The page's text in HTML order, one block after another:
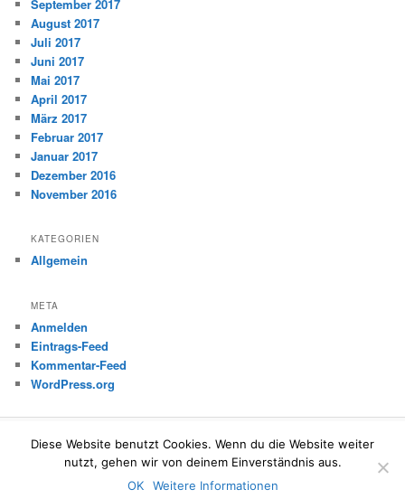
September 2017
August 2017
Juli 2017
Juni 2017
Mai 2017
April 2017
März 2017
Februar 2017
Januar 2017
Dezember 2016
November 2016
KATEGORIEN
Allgemein
META
Anmelden
Eintrags-Feed
Kommentar-Feed
WordPress.org
Mit Stolz präsentiert von WordPress
Diese Website benutzt Cookies. Wenn du die Website weiter
nutzt, gehen wir von deinem Einverständnis aus.
OK
Weitere Informationen